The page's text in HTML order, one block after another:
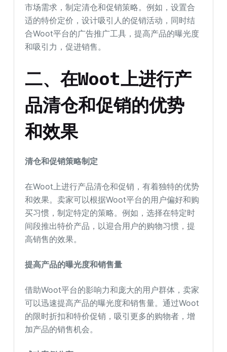
市场需求，制定清仓和促销策略。例如，设置合
适的特价定价，设计吸引人的促销活动，同时结
合Woot平台的广告推广工具，提高产品的曝光度
和吸引力，促进销售。
二、在Woot上进行产
品清仓和促销的优势
和效果
清仓和促销策略制定
在Woot上进行产品清仓和促销，有着独特的优势
和效果。卖家可以根据Woot平台的用户偏好和购
买习惯，制定特定的策略。例如，选择在特定时
间段推出特价产品，以迎合用户的购物习惯，提
高销售的效果。
提高产品的曝光度和销售量
借助Woot平台的影响力和庞大的用户群体，卖家
可以迅速提高产品的曝光度和销售量。通过Woot
的限时折扣和特价促销，吸引更多的购物者，增
加产品的销售机会。